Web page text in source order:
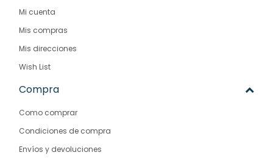
Mi cuenta
Mis compras
Mis direcciones
Wish List
Compra
Como comprar
Condiciones de compra
Envíos y devoluciones